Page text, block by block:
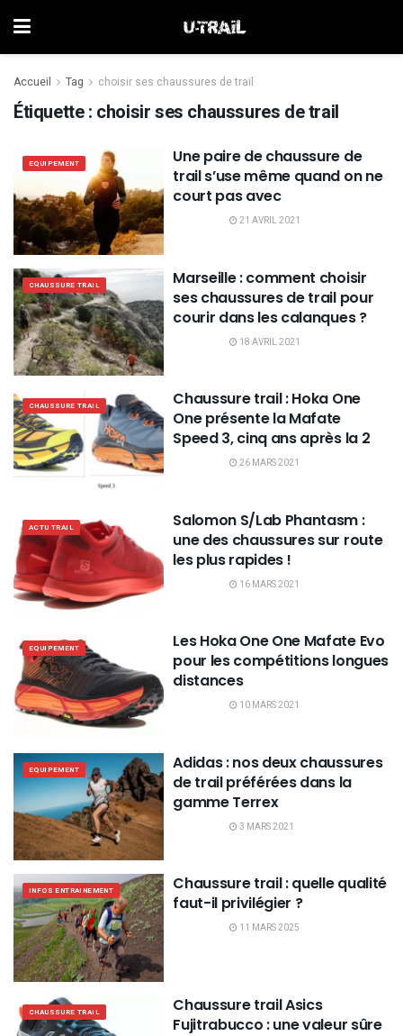
Accueil Tag choisir ses chaussures de trail
Étiquette : choisir ses chaussures de trail
EQUIPEMENT
Une paire de chaussure de
trail s’use même quand on ne
court pas avec
21 AVRIL 2021
CHAUSSURE TRAIL
Marseille : comment choisir
ses chaussures de trail pour
courir dans les calanques ?
18 AVRIL 2021
CHAUSSURE TRAIL
Chaussure trail : Hoka One
One présente la Mafate
Speed 3, cinq ans après la 2
26 MARS 2021
ACTU TRAIL
Salomon S/Lab Phantasm :
une des chaussures sur route
les plus rapides !
16 MARS 2021
EQUIPEMENT
Les Hoka One One Mafate Evo
pour les compétitions longues
distances
10 MARS 2021
EQUIPEMENT
Adidas : nos deux chaussures
de trail préférées dans la
gamme Terrex
3 MARS 2021
INFOS ENTRAINEMENT
Chaussure trail : quelle qualité
faut-il privilégier ?
11 MARS 2025
CHAUSSURE TRAIL
Chaussure trail Asics
Fujitrabucco : une valeur sûre